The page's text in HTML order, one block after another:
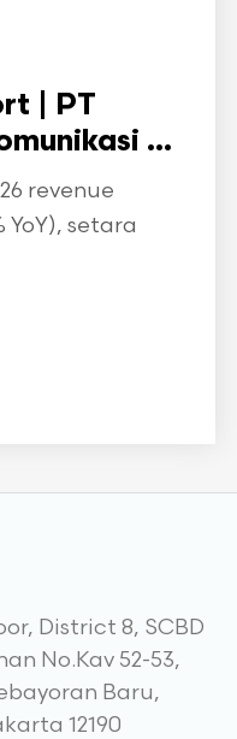
| PT
...
revenue
YoY), setara
District 8, SCBD
No.Kav 52-53,
Baru,
12190